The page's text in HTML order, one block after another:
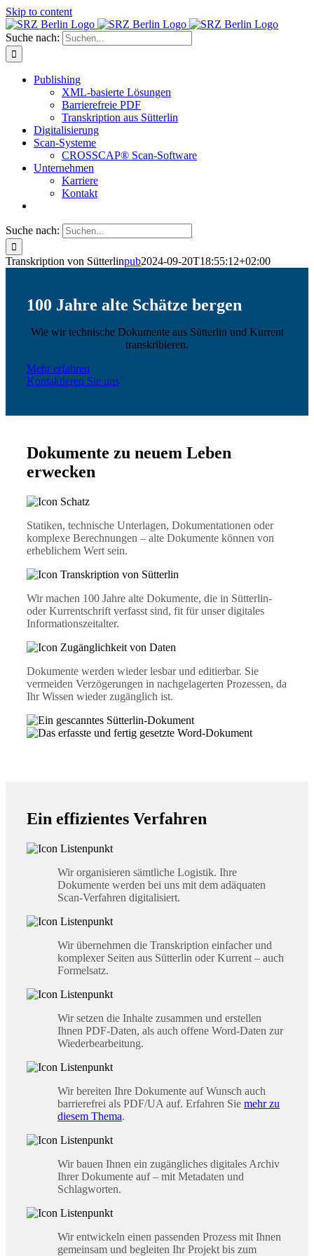
Skip to content
Suche nach:
Publishing
XML-basierte Lösungen
Barrierefreie PDF
Transkription aus Sütterlin
Digitalisierung
Scan-Systeme
CROSSCAP® Scan-Software
Unternehmen
Karriere
Kontakt
Suche nach:
Transkription von Sütterlinpub2024-09-20T18:55:12+02:00
100 Jahre alte Schätze bergen
Wie wir technische Dokumente aus Sütterlin und Kurrent
transkribieren.
Mehr erfahren
Kontaktieren Sie uns
Dokumente zu neuem Leben
erwecken
Statiken, technische Unterlagen, Dokumentationen oder
komplexe Berechnungen – alte Dokumente können von
erheblichem Wert sein.
Wir machen 100 Jahre alte Dokumente, die in Sütterlin-
oder Kurrentschrift verfasst sind, fit für unser digitales
Informationszeitalter.
Dokumente werden wieder lesbar und editierbar. Sie
vermeiden Verzögerungen in nachgelagerten Prozessen, da
Ihr Wissen wieder zugänglich ist.
Ein effizientes Verfahren
Wir organisieren sämtliche Logistik. Ihre
Dokumente werden bei uns mit dem adäquaten
Scan-Verfahren digitalisiert.
Wir übernehmen die Transkription einfacher und
komplexer Seiten aus Sütterlin oder Kurrent – auch
Formelsatz.
Wir setzen die Inhalte zusammen und erstellen
Ihnen PDF-Daten, als auch offene Word-Daten zur
Wiederbearbeitung.
Wir bereiten Ihre Dokumente auf Wunsch auch
barrierefrei als PDF/UA auf. Erfahren Sie mehr zu
diesem Thema.
Wir bauen Ihnen ein zugängliches digitales Archiv
Ihrer Dokumente auf – mit Metadaten und
Schlagworten.
Wir entwickeln einen passenden Prozess mit Ihnen
gemeinsam und begleiten Ihr Projekt bis zum